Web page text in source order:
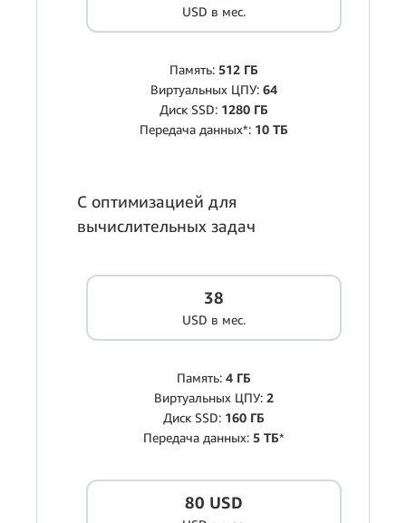
USD в мес.
Память: 512 ГБ
Виртуальных ЦПУ: 64
Диск SSD: 1280 ГБ
Передача данных*: 10 ТБ
С оптимизацией для
вычислительных задач
38
USD в мес.
Память: 4 ГБ
Виртуальных ЦПУ: 2
Диск SSD: 160 ГБ
Передача данных: 5 ТБ*
80 USD